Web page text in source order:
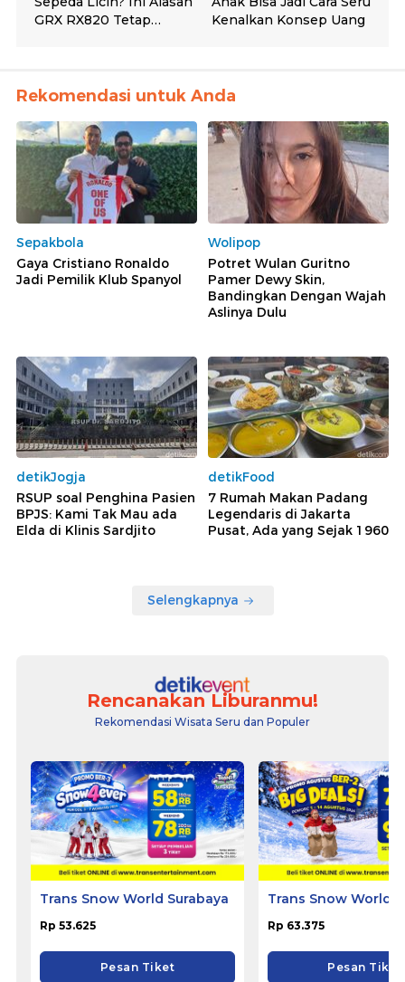
Rekomendasi untuk Anda
Sepakbola
Gaya Cristiano Ronaldo
Jadi Pemilik Klub Spanyol
Wolipop
Potret Wulan Guritno
Pamer Dewy Skin,
Bandingkan Dengan Wajah
Aslinya Dulu
detikJogja
RSUP soal Penghina Pasien
BPJS: Kami Tak Mau ada
Elda di Klinis Sardjito
detikFood
7 Rumah Makan Padang
Legendaris di Jakarta
Pusat, Ada yang Sejak 1960
Selengkapnya
Rencanakan Liburanmu!
Rekomendasi Wisata Seru dan Populer
Trans Snow World Surabaya
Rp 53.625
Pesan Tiket
Trans Snow World
Rp 63.375
Pesan Tiket